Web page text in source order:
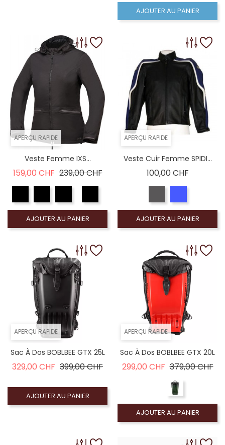
AJOUTER AU PANIER
APERÇU RAPIDE
Veste Femme IXS...
159,00 CHF Prix de base
239,00 CHFPrix
AJOUTER AU PANIER
APERÇU RAPIDE
Veste Cuir Femme SPIDI...
100,00 CHFPrix
AJOUTER AU PANIER
APERÇU RAPIDE
Sac À Dos BOBLBEE GTX 25L
329,00 CHF Prix de base
399,00 CHFPrix
AJOUTER AU PANIER
APERÇU RAPIDE
Sac À Dos BOBLBEE GTX 20L
299,00 CHF Prix de base
379,00 CHF
AJOUTER AU PANIER